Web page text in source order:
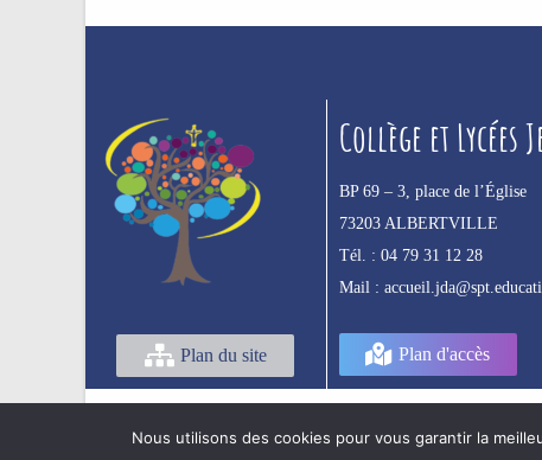
Plan du site
Collège et Lycées
BP 69 – 3, place de l’Église
73203 ALBERTVILLE
Tél. : 04 79 31 12 28
Mail :
Plan d'accès
Nous utilisons des cookies pour vous garantir la